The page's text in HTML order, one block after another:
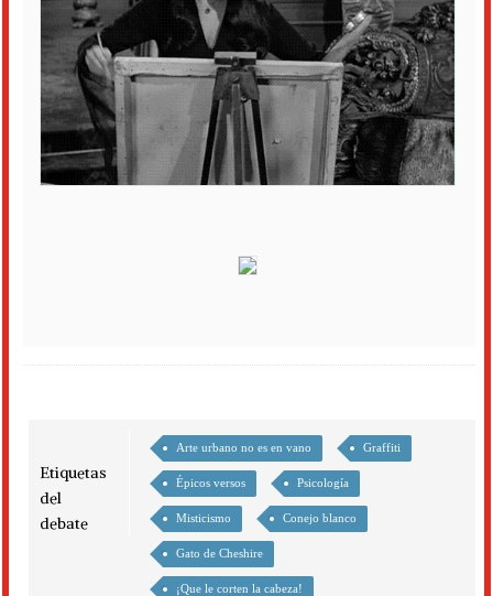
Etiquetas
del
debate
Arte urbano no es en vano Graffiti
Épicos versos Psicología
Misticismo Conejo blanco
Gato de Cheshire
¡Que le corten la cabeza!